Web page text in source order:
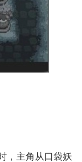
，主角从口袋妖